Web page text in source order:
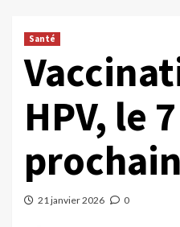
Santé
HPV, le
prochain
21 janvier 2026 0